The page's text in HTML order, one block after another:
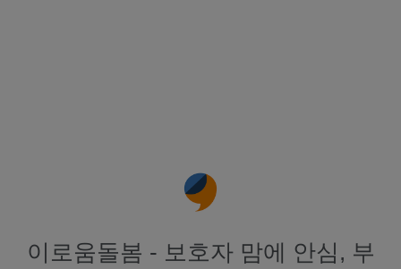
이로움돌봄 - 보호자 맘에 안심, 부